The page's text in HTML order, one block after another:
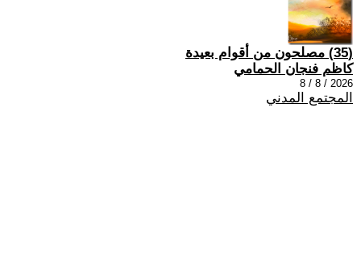
(35) مصلحون من أقوام بعيدة
كاظم فنجان الحمامي
2026 / 8 / 8
المجتمع المدني